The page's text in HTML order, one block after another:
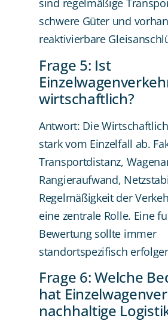
sind regelmäßige
schwere Güter und
reaktivierbare
Frage 5: Ist
wirtschaftlich?
Antwort: Die
stark vom Einzelfall ab.
Transportdistanz,
Rangieraufwand,
Regelmäßigkeit der
eine zentrale Rolle. Eine
Bewertung sollte immer
standortspezifisch
Frage 6: Welche
hat
nachhaltige